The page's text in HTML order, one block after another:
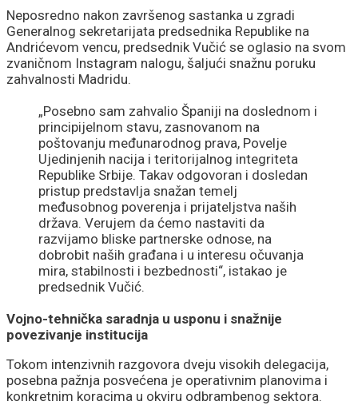
Neposredno nakon završenog sastanka u zgradi
Generalnog sekretarijata predsednika Republike na
Andrićevom vencu, predsednik Vučić se oglasio na svom
zvaničnom Instagram nalogu, šaljući snažnu poruku
zahvalnosti Madridu.
„Posebno sam zahvalio Španiji na doslednom i
principijelnom stavu, zasnovanom na
poštovanju međunarodnog prava, Povelje
Ujedinjenih nacija i teritorijalnog integriteta
Republike Srbije. Takav odgovoran i dosledan
pristup predstavlja snažan temelj
međusobnog poverenja i prijateljstva naših
država. Verujem da ćemo nastaviti da
razvijamo bliske partnerske odnose, na
dobrobit naših građana i u interesu očuvanja
mira, stabilnosti i bezbednosti“, istakao je
predsednik Vučić.
Vojno-tehnička saradnja u usponu i snažnije
povezivanje institucija
Tokom intenzivnih razgovora dveju visokih delegacija,
posebna pažnja posvećena je operativnim planovima i
konkretnim koracima u okviru odbrambenog sektora.